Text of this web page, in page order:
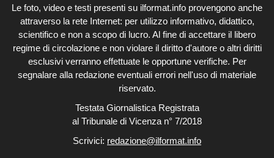
Le foto, video e testi presenti su ilformat.info provengono anche
attraverso la rete Internet: per utilizzo informativo, didattico,
scientifico e non a scopo di lucro. Al fine di accettare il libero
regime di circolazione e non violare il diritto d'autore o altri diritti
esclusivi verranno effettuate le opportune verifiche. Per
segnalare alla redazione eventuali errori nell'uso di materiale
riservato.
Testata Giornalistica Registrata
al Tribunale di Vicenza n° 7/2018
Scrivici: redazione@ilformat.info